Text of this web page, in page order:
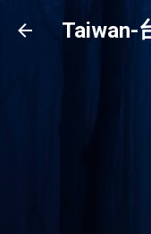
Taiwan-